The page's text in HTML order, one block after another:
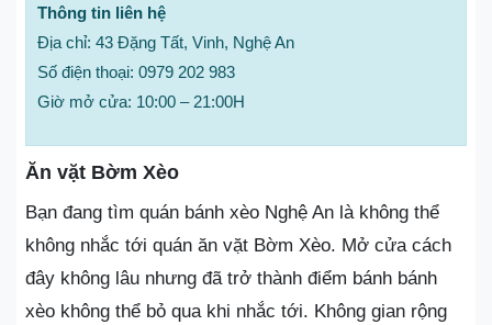
Thông tin liên hệ
Địa chỉ: 43 Đặng Tất, Vinh, Nghệ An
Số điện thoại: 0979 202 983
Giờ mở cửa: 10:00 – 21:00H
Ăn vặt Bờm Xèo
Bạn đang tìm quán bánh xèo Nghệ An là không thể
không nhắc tới quán ăn vặt Bờm Xèo. Mở cửa cách
đây không lâu nhưng đã trở thành điểm bánh bánh
xèo không thể bỏ qua khi nhắc tới. Không gian rộng